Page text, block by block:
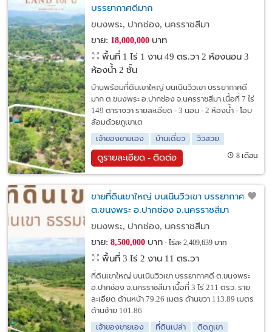
บรรยากาศดีมาก
ขนงพระ, ปากช่อง, นครราชสีมา
ขาย: 18,000,000บาท
พื้นที่ 1 ไร่ 1 งาน 49 ตร.วา 2 ห้องนอน 3
ห้องน้ำ 2 ชั้น
บ้านพร้อมที่ดินเขาใหญ่ บนเนินวิวเขา บรรยากาศดี
มาก ต.ขนงพระ อ.ปากช่อง จ.นครราชสีมา เนื้อที่ 7 ไร่
149 ตารางวา รายละเอียด - 3 นอน - 2 ห้องน้ำ - โอบ
ล้อมด้วยภูเขาเต
เจ้าของขายเอง
บ้านเดี่ยว วิวสวย
ดูรายละเอียด - ติดต่อ 8 เดือน
ขายที่ดินเขาใหญ่ บนเนินวิวเขา บรรยากาศดี
ต.ขนงพระ อ.ปากช่อง จ.นครราชสีมา
ขนงพระ, ปากช่อง, นครราชสีมา
ขาย: 8,500,000บาท ไร่ละ 2,409,639 บาท
พื้นที่ 3 ไร่ 2 งาน 11 ตร.วา
ที่ดินเขาใหญ่ บนเนินวิวเขา บรรยากาศดี ต.ขนงพระ
อ.ปากช่อง จ.นครราชสีมา เนื้อที่ 3 ไร่ 211 ตรว. ราย
ละเอียด ด้านหน้า 79.26 เมตร ด้านขวา 113.89 เมตร
ด้านซ้าย 101.86
เจ้าของขายเอง
ที่ดินเปล่า
ติดภูเขา